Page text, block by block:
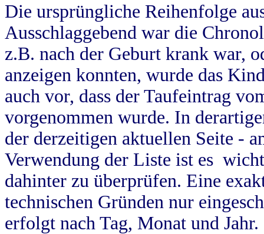
Die ursprüngliche Reihenfolge
Ausschlaggebend war die
z.B. nach der Geburt krank war,
anzeigen konnten, wurde das
auch vor, dass der Taufeintrag
vorgenommen wurde. In
der derzeitigen aktuellen Seite -
Verwendung der Liste ist es
dahinter zu überprüfen. Eine
technischen Gründen nur
erfolgt nach Tag, Monat und Jahr.